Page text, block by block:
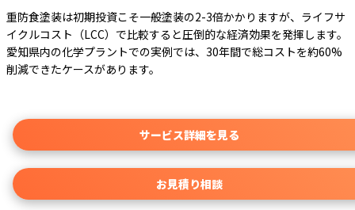
重防食塗装は初期投資こそ一般塗装の2-3倍かかりますが、ライフサ
イクルコスト（LCC）で比較すると圧倒的な経済効果を発揮します。
愛知県内の化学プラントでの実例では、30年間で総コストを約60%
削減できたケースがあります。
サービス詳細を見る
お見積り相談